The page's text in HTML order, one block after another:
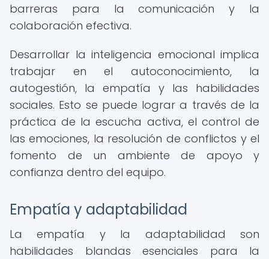
barreras para la comunicación y la
colaboración efectiva.
Desarrollar la inteligencia emocional implica
trabajar en el autoconocimiento, la
autogestión, la empatía y las habilidades
sociales. Esto se puede lograr a través de la
práctica de la escucha activa, el control de
las emociones, la resolución de conflictos y el
fomento de un ambiente de apoyo y
confianza dentro del equipo.
Empatía y adaptabilidad
La empatía y la adaptabilidad son
habilidades blandas esenciales para la